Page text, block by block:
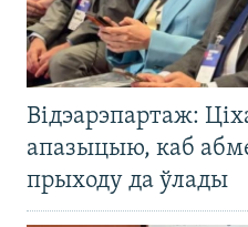
Відэарэпартаж:
апазыцыю, каб
прыходу да ўлады